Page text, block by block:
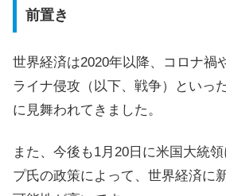
前置き
世界経済は2020年以降、コロナ禍
ライナ侵攻（以下、戦争）といっ
に見舞われてきました。
また、今後も1月20日に米国大統
プ氏の政策によって、世界経済に